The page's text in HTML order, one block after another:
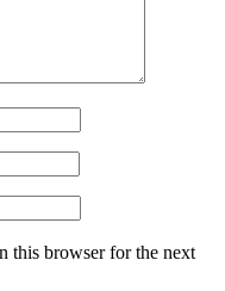
this browser for the next